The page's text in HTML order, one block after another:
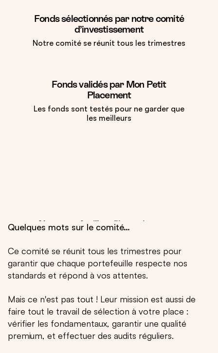
Fonds sélectionnés par notre comité
d’investissement
Notre comité se réunit tous les trimestres
Fonds validés par Mon Petit
Placement
Les fonds sont testés pour ne garder que
les meilleurs
Quelques mots sur le comité…
Ce comité se réunit tous les trimestres pour
garantir que chaque portefeuille respecte nos
standards et répond à vos attentes.
Mais ce n'est pas tout ! Leur mission est aussi de
faire tout le travail de sélection à votre place :
vérifier les fondamentaux, garantir une qualité
premium, et effectuer des audits réguliers.